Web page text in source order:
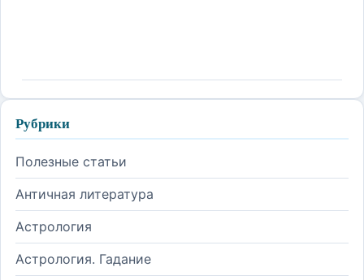
Рубрики
Полезные статьи
Античная литература
Астрология
Астрология. Гадание